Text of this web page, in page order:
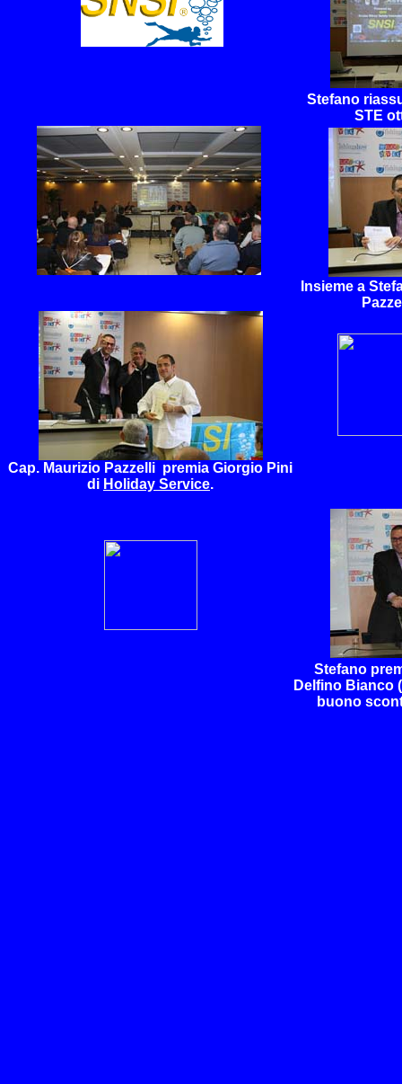
Stefano
STE
Insieme a
Cap. Maurizio Pazzelli premia Giorgio Pini
di Holiday Service.
Stefano
Delfino Bianco (
buono